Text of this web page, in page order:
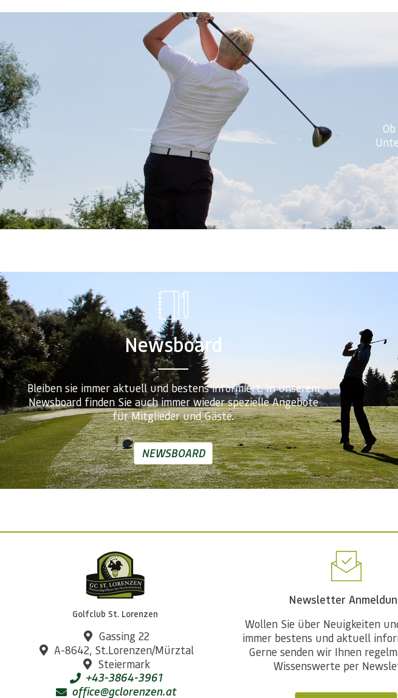
Newsboard
Bleiben sie immer aktuell und bestens informiert. In unserem
Newsboard finden Sie auch immer wieder spezielle Angebote
für Mitglieder und Gäste.
NEWSBOARD
Golfclub St. Lorenzen
Gassing 22
A-8642, St.Lorenzen/Mürztal
Steiermark
+43-3864-3961
office@gclorenzen.at
Newsletter
Wollen Sie über Neuigkeiten
immer bestens und aktuell
Gerne senden wir Ihnen
Wissenswerte per